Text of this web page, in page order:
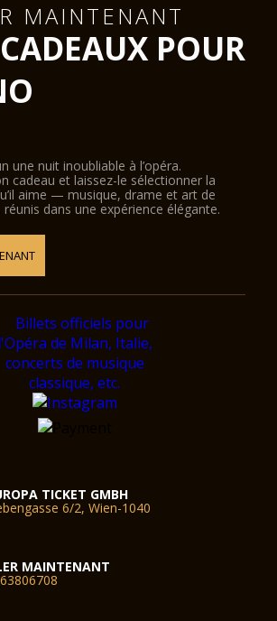
MAINTENANT
POUR
une nuit inoubliable à l’opéra.
cadeau et laissez-le sélectionner la
aime — musique, drame et art de
dans une expérience élégante.
TICKET GMBH
6/2, Wien-1040
MAINTENANT